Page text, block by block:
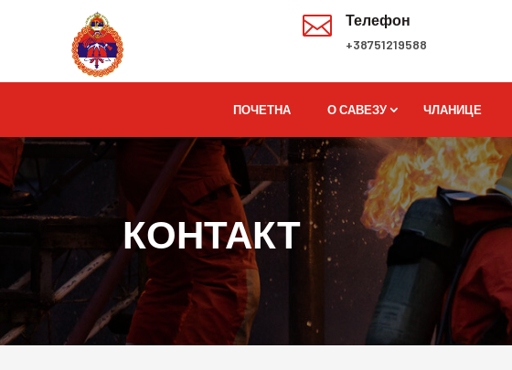
 Телефон
+38751219588
ПОЧЕТНА О САВЕЗУ ЧЛАНИЦЕ
КОНТАКТ